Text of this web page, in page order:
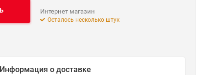
Интернет магазин
Осталось несколько штук
Информация о доставке